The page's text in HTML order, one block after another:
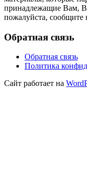
принадлежащие Вам,
пожалуйста, сообщите
Обратная связь
Обратная связь
Политика
Сайт работает на